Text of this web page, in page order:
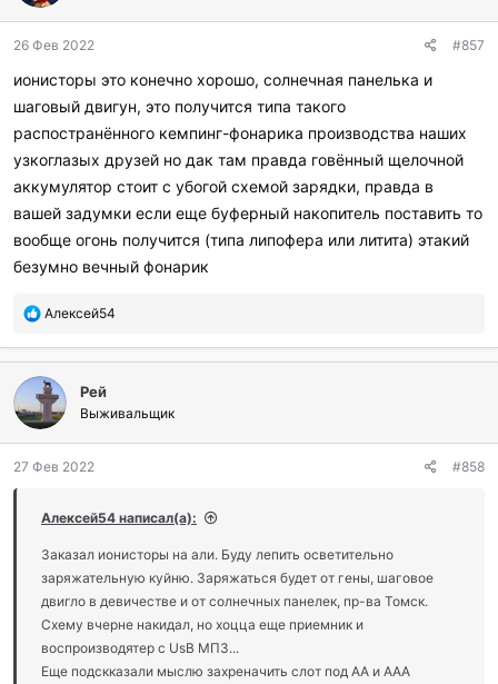
о
а
и
л
и
26 Фев 2022 #857
ионисторы это конечно хорошо, солнечная панелька и
шаговый двигун, это получится типа такого
распостранённого кемпинг-фонарика производства наших
узкоглазых друзей но дак там правда говённый щелочной
аккумулятор стоит с убогой схемой зарядки, правда в
вашей задумки если еще буферный накопитель поставить то
вообще огонь получится (типа липофера или литита) этакий
безумно вечный фонарик
П
б
а
о
а
и
и
:
Алексей54
Рей
Выживальщик
27 Фев 2022 #858
Алексей54 написал(а):
Заказал ионисторы на али. Буду лепить осветительно
заряжательную куйню. Заряжаться будет от гены, шаговое
двигло в девичестве и от солнечных панелек, пр-ва Томск.
Схему вчерне накидал, но хоцца еще приемник и
воспроизводятер с UsB МП3...
Еще подскказали мыслю захреначить слот под АА и ААА